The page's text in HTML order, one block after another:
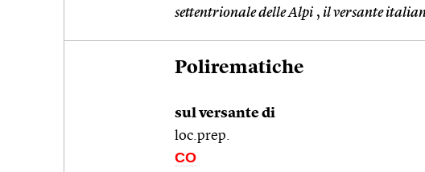
settentrionale delle Alpi , il versante
Polirematiche
sul versante di
loc.prep.
CO